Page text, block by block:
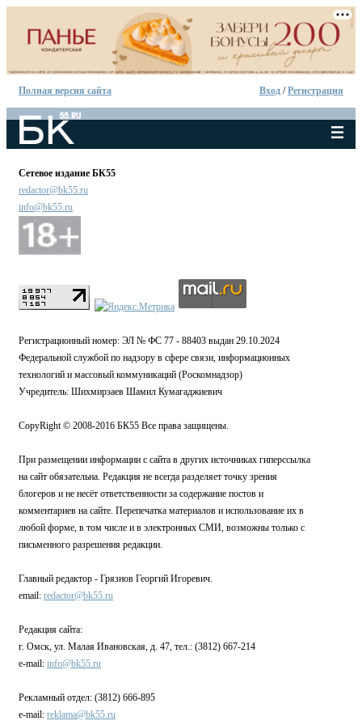
Полная версия сайта Вход /Регистрация
Сетевое издание БК55
redactor@bk55.ru
info@bk55.ru
Регистрационный номер: ЭЛ № ФС 77 - 88403 выдан 29.10.2024
Федеральной службой по надзору в сфере связи, информационных
технологий и массовый коммуникаций (Роскомнадзор)
Учредитель: Шихмирзаев Шамил Кумагаджиевич
CopyRight © 2008-2016 БК55 Все права защищены.
При размещении информации с сайта в других источниках гиперссылка
на сайт обязательна. Редакция не всегда разделяет точку зрения
блогеров и не несёт ответственности за содержание постов и
комментариев на сайте. Перепечатка материалов и использование их в
любой форме, в том числе и в электронных СМИ, возможны только с
письменного разрешения редакции.
Главный редактор - Грязнов Георгий Игоревич.
email: redactor@bk55.ru
Редакция сайта:
г. Омск, ул. Малая Ивановская, д. 47, тел.: (3812) 667-214
e-mail: info@bk55.ru
Рекламный отдел: (3812) 666-895
e-mail: reklama@bk55.ru